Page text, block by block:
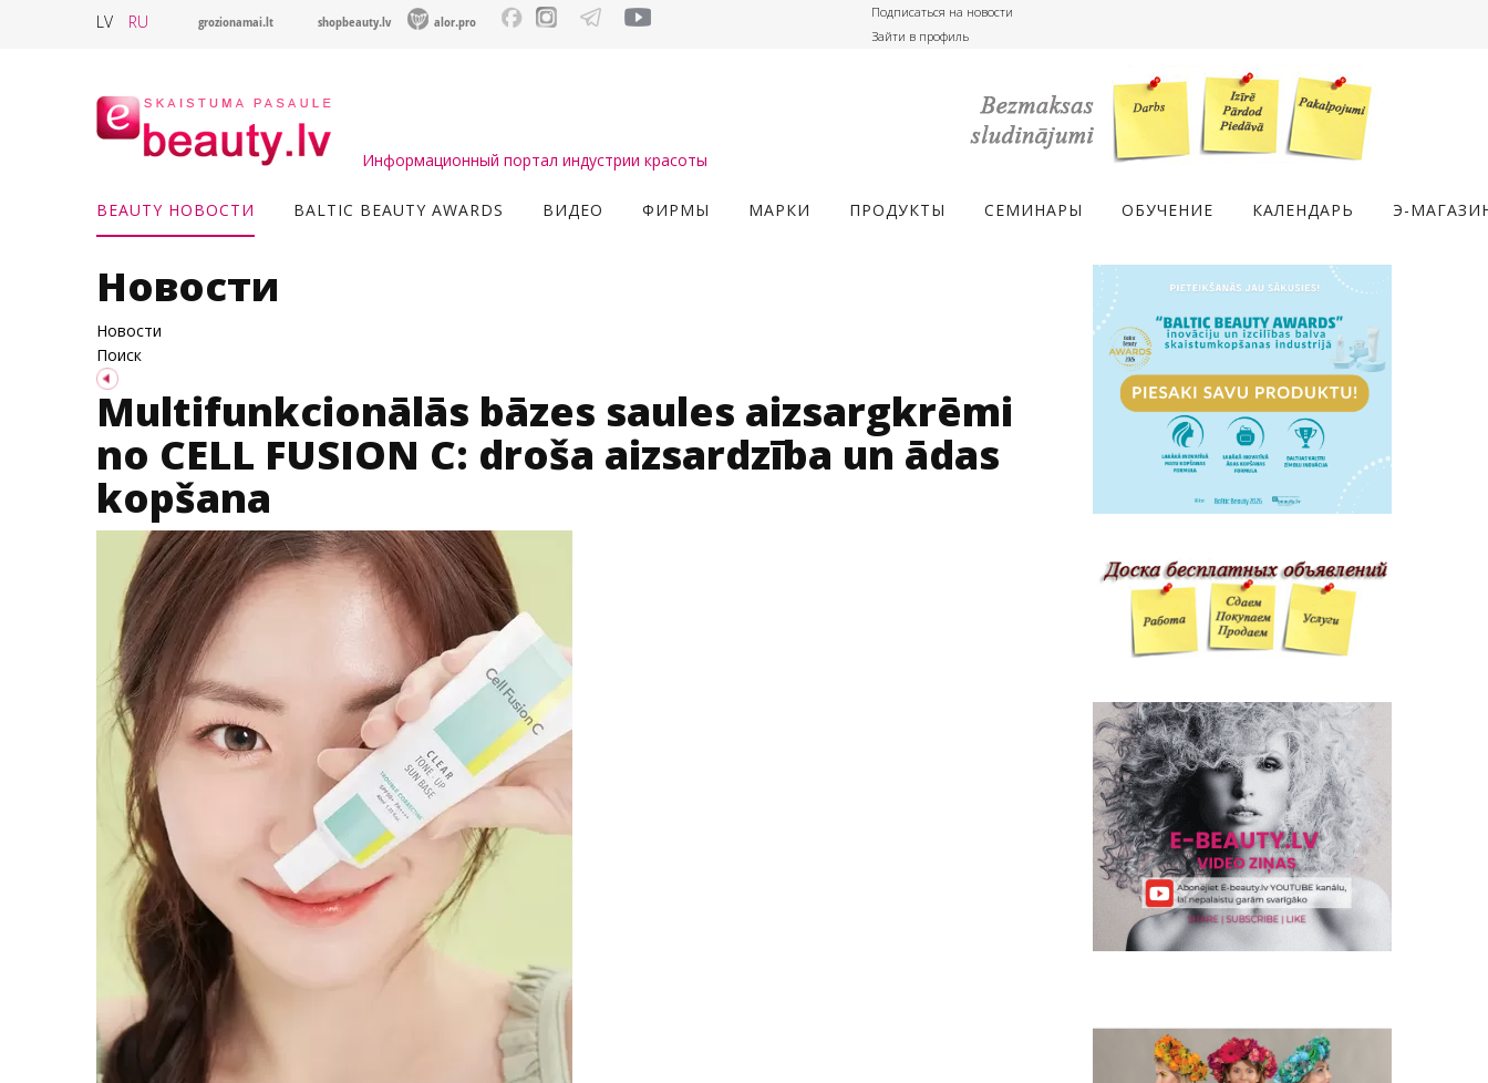
LV RU grozionamai.lt shopbeauty.lv alor.pro
Подписаться на новости
Зайти в профиль
Информационный портал индустрии красоты
BEAUTY НОВОСТИ BALTIC BEAUTY AWARDS ВИДЕО ФИРМЫ МАРКИ ПРОДУКТЫ СЕМИНАРЫ ОБУЧЕНИЕ КАЛЕНДАРЬ Э-
Новости
Новости
Поиск
Multifunkcionālās bāzes saules aizsargkrēmi
no CELL FUSION C: droša aizsardzība un ādas
kopšana